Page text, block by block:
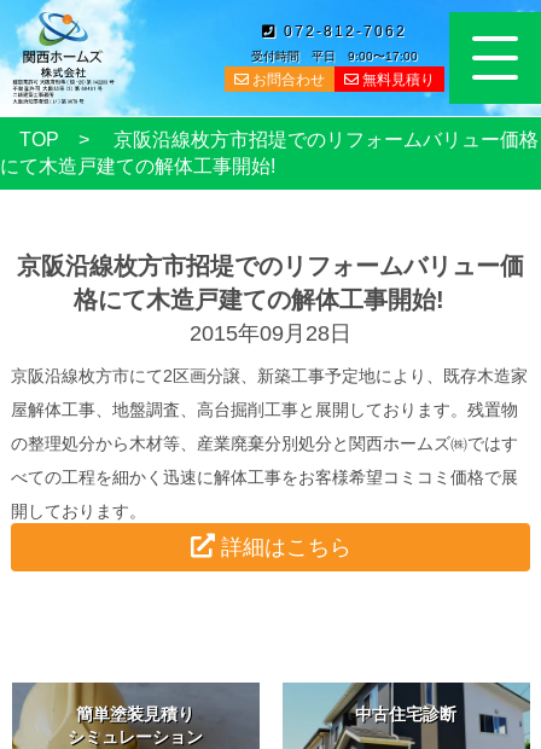
072-812-7062
受付時間 平日 9:00〜17:00
お問合わせ 無料見積り
TOP
京阪沿線枚方市招堤でのリフォームバリュー価格
にて木造戸建ての解体工事開始!
京阪沿線枚方市招堤でのリフォームバリュー価
格にて木造戸建ての解体工事開始!
2015年09月28日
京阪沿線枚方市にて2区画分譲、新築工事予定地により、既存木造家
屋解体工事、地盤調査、高台掘削工事と展開しております。残置物
の整理処分から木材等、産業廃棄分別処分と関西ホームズ㈱ではす
べての工程を細かく迅速に解体工事をお客様希望コミコミ価格で展
開しております。
詳細はこちら
簡単塗装見積り
シミュレーション
中古住宅診断